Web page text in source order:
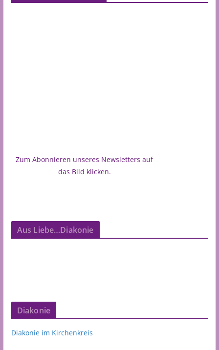
Zum Abonnieren unseres Newsletters auf
das Bild klicken.
Aus Liebe…Diakonie
Diakonie
Diakonie im Kirchenkreis